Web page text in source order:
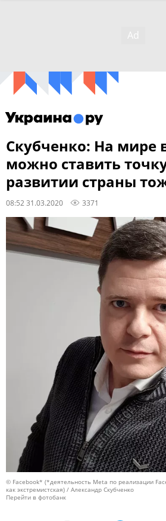
Скубченко: На мире
можно ставить
развитии страны
08:52 31.03.2020 3371
© Facebook* (*деятельность Meta по реализации
как экстремистская) / Александр Скубченко
Перейти в фотобанк